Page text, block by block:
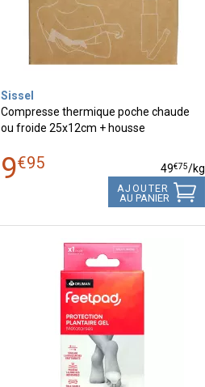
Sissel
Compresse thermique poche chaude
ou froide 25x12cm + housse
9€95 49€75/kg
AJOUTER
AU PANIER